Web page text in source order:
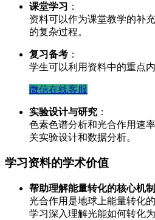
课堂学习 ：
资料可以作为课堂教学的补
的复杂过程。
复习备考 ：
学生可以利用资料中的重点
微信在线客服
实验设计与研究 ：
色素色谱分析和光合作用速
关实验设计和数据分析。
学习资料的学术价值
帮助理解能量转化的核心机制
光合作用是地球上能量转化
学习深入理解光能如何转化为